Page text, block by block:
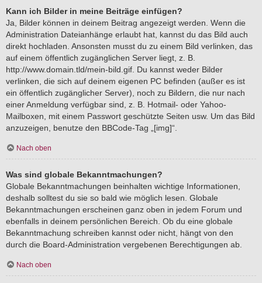
Kann ich Bilder in meine Beiträge einfügen?
Ja, Bilder können in deinem Beitrag angezeigt werden. Wenn die
Administration Dateianhänge erlaubt hat, kannst du das Bild auch
direkt hochladen. Ansonsten musst du zu einem Bild verlinken, das
auf einem öffentlich zugänglichen Server liegt, z. B.
http://www.domain.tld/mein-bild.gif. Du kannst weder Bilder
verlinken, die sich auf deinem eigenen PC befinden (außer es ist
ein öffentlich zugänglicher Server), noch zu Bildern, die nur nach
einer Anmeldung verfügbar sind, z. B. Hotmail- oder Yahoo-
Mailboxen, mit einem Passwort geschützte Seiten usw. Um das Bild
anzuzeigen, benutze den BBCode-Tag „[img]“.
Nach oben
Was sind globale Bekanntmachungen?
Globale Bekanntmachungen beinhalten wichtige Informationen,
deshalb solltest du sie so bald wie möglich lesen. Globale
Bekanntmachungen erscheinen ganz oben in jedem Forum und
ebenfalls in deinem persönlichen Bereich. Ob du eine globale
Bekanntmachung schreiben kannst oder nicht, hängt von den
durch die Board-Administration vergebenen Berechtigungen ab.
Nach oben